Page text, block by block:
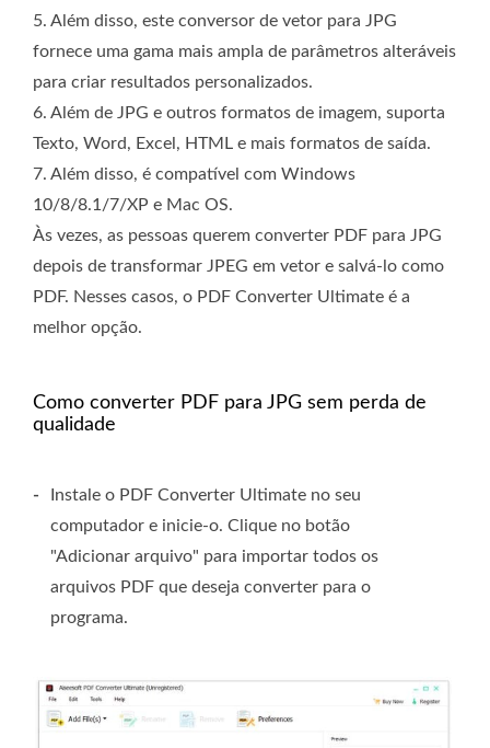
5. Além disso, este conversor de vetor para JPG
fornece uma gama mais ampla de parâmetros alteráveis
​​para criar resultados personalizados.
6. Além de JPG e outros formatos de imagem, suporta
Texto, Word, Excel, HTML e mais formatos de saída.
7. Além disso, é compatível com Windows
10/8/8.1/7/XP e Mac OS.
Às vezes, as pessoas querem converter PDF para JPG
depois de transformar JPEG em vetor e salvá-lo como
PDF. Nesses casos, o PDF Converter Ultimate é a
melhor opção.
Como converter PDF para JPG sem perda de
qualidade
-
Instale o PDF Converter Ultimate no seu
computador e inicie-o. Clique no botão
"Adicionar arquivo" para importar todos os
arquivos PDF que deseja converter para o
programa.